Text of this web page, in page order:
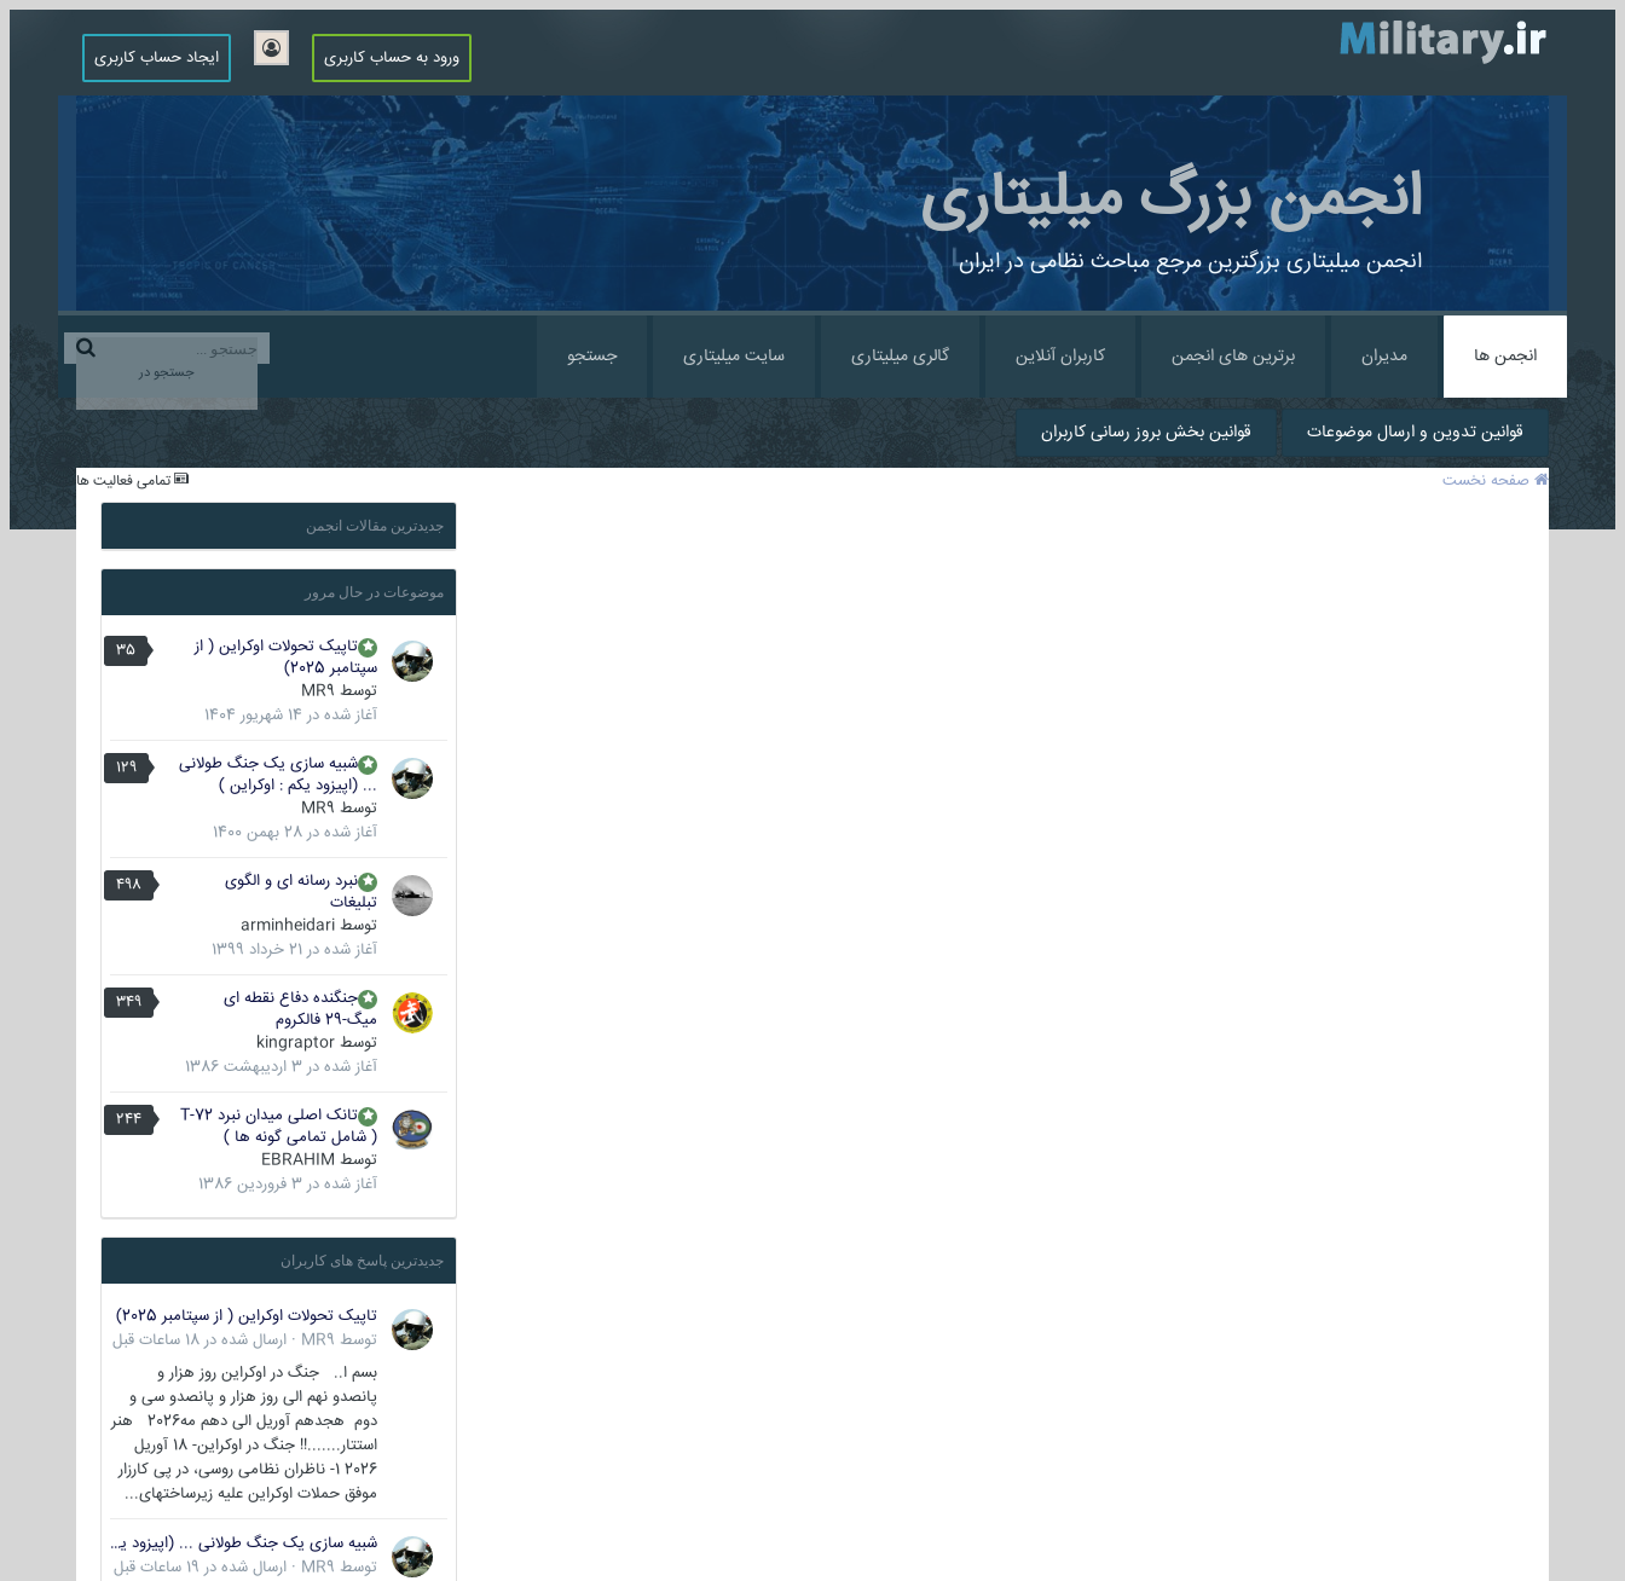
ورود به حساب کاربری ایجاد حساب کاربری
انجمن بزرگ میلیتاری
انجمن میلیتاری بزرگترین مرجع مباحث نظامی در ایران
جستجو در
انجمن ها مدیران برترین های انجمن کاربران آنلاین گالری میلیتاری سایت میلیتاری جستجو
قوانین تدوین و ارسال موضوعات قوانین بخش بروز رسانی کاربران
تمامی فعالیت ها صفحه نخست
جدیدترین مقالات انجمن
موضوعات در حال مرور
35
تاپیک تحولات اوکراین ( از
سپتامبر 2025)
توسط MR9
آغاز شده در 14 شهریور 1404
129
شبیه سازی یک جنگ طولانی
... (اپیزود یکم : اوکراین )
توسط MR9
آغاز شده در 28 بهمن 1400
498
نبرد رسانه ای و الگوی
تبلیغات
توسط arminheidari
آغاز شده در 21 خرداد 1399
349
جنگنده دفاع نقطه ای
میگ-29 فالکروم
توسط kingraptor
آغاز شده در 3 اردیبهشت 1386
244
تانک اصلی میدان نبرد T-72
( شامل تمامی گونه ها )
توسط EBRAHIM
آغاز شده در 3 فروردین 1386
جدیدترین پاسخ های کاربران
تاپیک تحولات اوکراین ( از سپتامبر 2025)
توسط MR9
· ارسال شده در 18 ساعات قبل
بسم ا.. جنگ در اوکراین روز هزار و
پانصدو نهم الی روز هزار و پانصدو سی و
دوم هجدهم آوریل الی دهم مه2026 هنر
استتار.......!! جنگ در اوکراین- 18 آوریل
2026 1- ناظران نظامی روسی، در پی کارزار
موفق حملات اوکراین علیه زیرساختهای...
شبیه سازی یک جنگ طولانی ... (اپیزود یکم : اوکراین )
توسط MR9
· ارسال شده در 19 ساعات قبل